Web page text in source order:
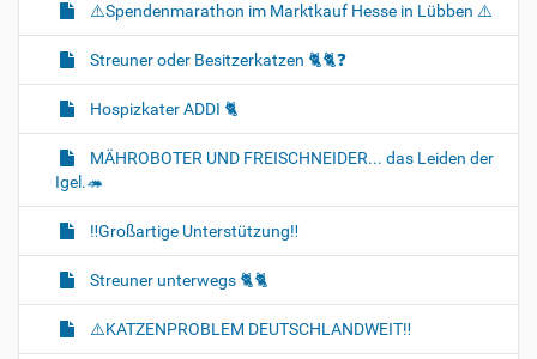
⚠️Spendenmarathon im Marktkauf Hesse in Lübben ⚠️
Streuner oder Besitzerkatzen 🐈🐈‍❓️
Hospizkater ADDI 🐈‍
MÄHROBOTER UND FREISCHNEIDER... das Leiden der
Igel.🦔
‼️Großartige Unterstützung‼️
Streuner unterwegs 🐈🐈‍
⚠️KATZENPROBLEM DEUTSCHLANDWEIT‼️